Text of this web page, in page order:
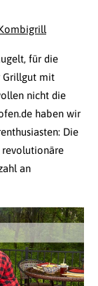
für die
Grillgut mit
nicht die
haben wir
Die
revolutionäre
an